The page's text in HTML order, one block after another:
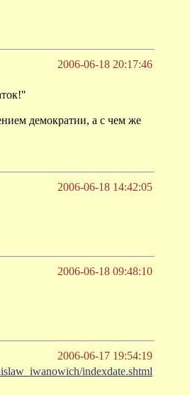
2006-06-18 20:17:46
демократии, а с чем же
2006-06-18 14:42:05
2006-06-18 09:48:10
2006-06-17 19:54:19
indexdate.shtml